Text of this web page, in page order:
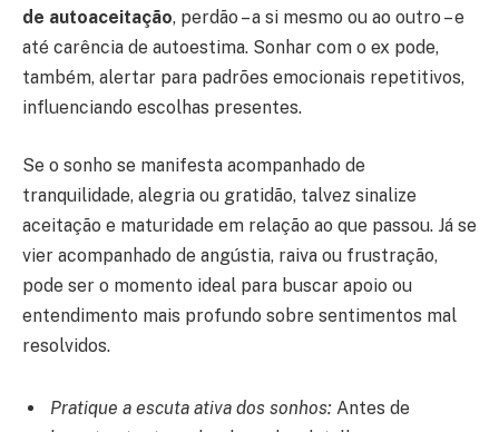
de autoaceitação, perdão – a si mesmo ou ao outro – e
até carência de autoestima. Sonhar com o ex pode,
também, alertar para padrões emocionais repetitivos,
influenciando escolhas presentes.
Se o sonho se manifesta acompanhado de
tranquilidade, alegria ou gratidão, talvez sinalize
aceitação e maturidade em relação ao que passou. Já se
vier acompanhado de angústia, raiva ou frustração,
pode ser o momento ideal para buscar apoio ou
entendimento mais profundo sobre sentimentos mal
resolvidos.
Pratique a escuta ativa dos sonhos: Antes de